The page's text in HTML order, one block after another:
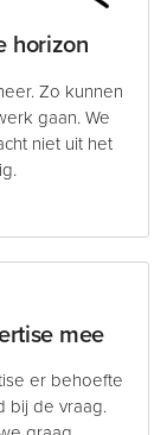
horizon
Zo kunnen
gaan. We
niet uit het
mee
er behoefte
bij de vraag.